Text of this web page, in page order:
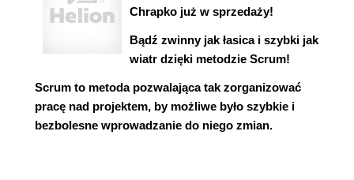
Chrapko już w sprzedaży!
Bądź zwinny jak łasica i szybki jak
wiatr dzięki metodzie Scrum!
Scrum to metoda pozwalająca tak zorganizować
pracę nad projektem, by możliwe było szybkie i
bezbolesne wprowadzanie do niego zmian.